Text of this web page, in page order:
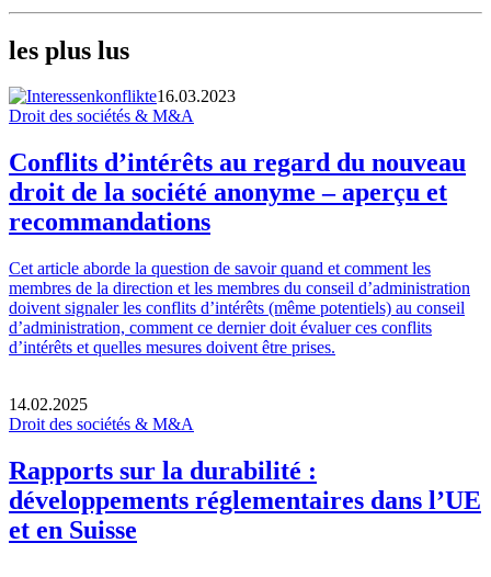
les plus lus
16.03.2023
Droit des sociétés & M&A
Conflits d’intérêts au regard du nouveau
droit de la société anonyme – aperçu et
recommandations
Cet article aborde la question de savoir quand et comment les
membres de la direction et les membres du conseil d’administration
doivent signaler les conflits d’intérêts (même potentiels) au conseil
d’administration, comment ce dernier doit évaluer ces conflits
d’intérêts et quelles mesures doivent être prises.
14.02.2025
Droit des sociétés & M&A
Rapports sur la durabilité :
développements réglementaires dans l’UE
et en Suisse